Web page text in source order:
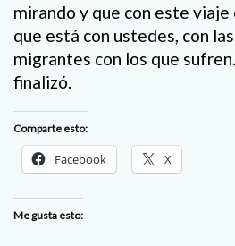
mirando y que con este
que está con ustedes, con
migrantes con los que
finalizó.
Comparte esto:
Facebook X
Me gusta esto: